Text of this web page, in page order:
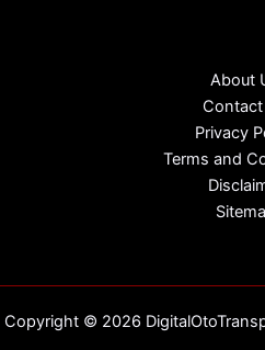
About
Contact
Privacy
Terms and
Copyright © 2026